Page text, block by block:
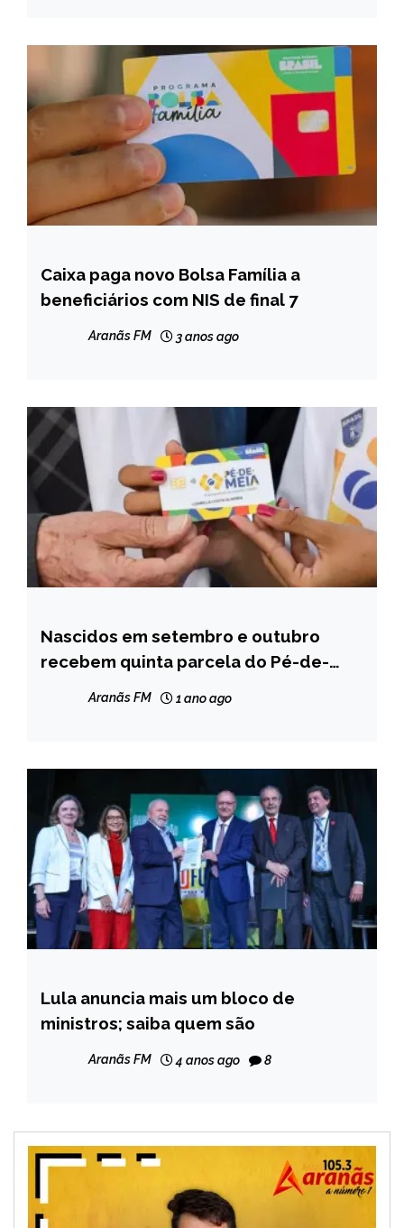
BRASIL
NOTÍCIAS
Caixa paga novo Bolsa Família a
beneficiários com NIS de final 7
Aranãs FM 3 anos ago
BRASIL
NOTÍCIAS
Nascidos em setembro e outubro
recebem quinta parcela do Pé-de-
Aranãs FM 1 ano ago
BRASIL
NOTÍCIAS
Lula anuncia mais um bloco de
ministros; saiba quem são
Aranãs FM 4 anos ago 8